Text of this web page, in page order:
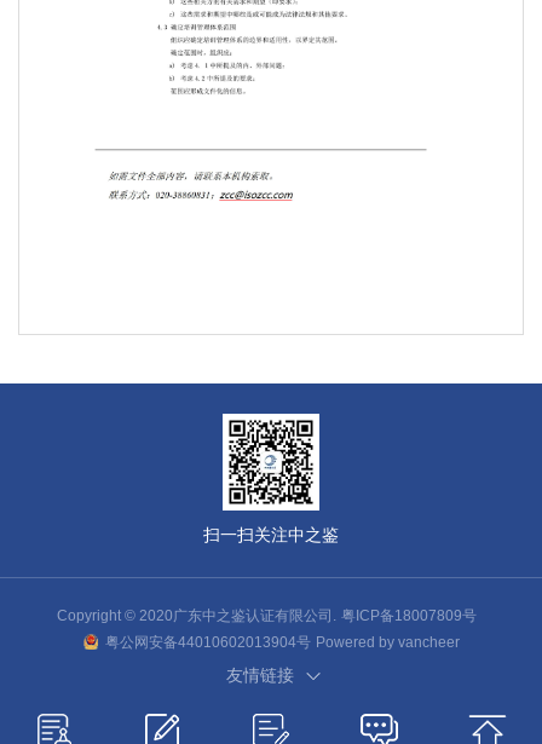
扫一扫关注中之鉴
Copyright © 2020广东中之鉴认证有限公司. 粤ICP备18007809号
粤公网安备44010602013904号 Powered by vancheer
友情链接